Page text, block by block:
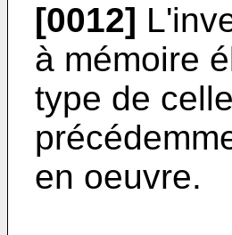
[0012]
à mémoire
type de
en oeuvre.